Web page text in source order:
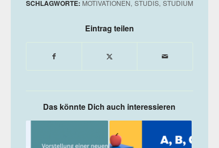
SCHLAGWORTE: MOTIVATIONEN, STUDIS, STUDIUM
Eintrag teilen
Das könnte Dich auch interessieren